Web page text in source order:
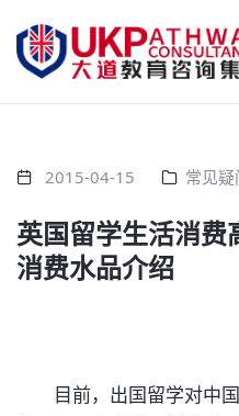
2015-04-15 常见
英国留学生活消费
消费水品介绍
目前，出国留学对中国